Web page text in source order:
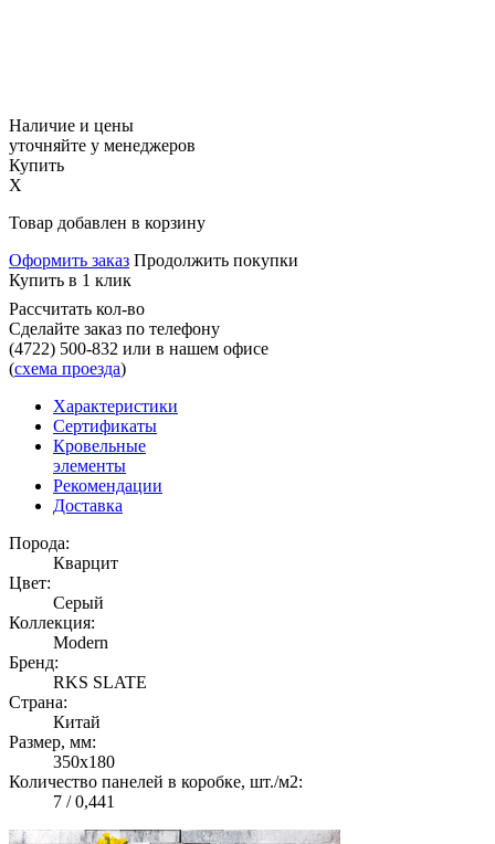
Наличие и цены
уточняйте у менеджеров
Купить
X
Товар добавлен в корзину
Оформить заказ Продолжить покупки
Купить в 1 клик
Рассчитать кол-во
Сделайте заказ по телефону
(4722) 500-832 или в нашем офисе
(схема проезда)
Характеристики
Сертификаты
Кровельные
элементы
Рекомендации
Доставка
Порода:
Кварцит
Цвет:
Серый
Коллекция:
Modern
Бренд:
RKS SLATE
Страна:
Китай
Размер, мм:
350х180
Количество панелей в коробке, шт./м2:
7 / 0,441